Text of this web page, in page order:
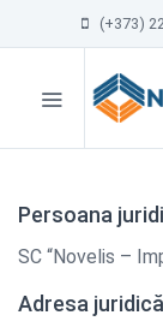
(+373) 22
Persoana
SC “Novelis –
Adresa juridică